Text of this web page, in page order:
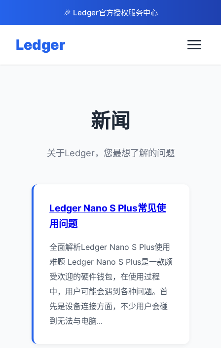
🎉 Ledger官方授权服务中心
Ledger
新闻
关于Ledger，您最想了解的问题
Ledger Nano S Plus常见使
用问题
全面解析Ledger Nano S Plus使用
难题 Ledger Nano S Plus是一款颇
受欢迎的硬件钱包，在使用过程
中，用户可能会遇到各种问题。首
先是设备连接方面，不少用户会碰
到无法与电脑...